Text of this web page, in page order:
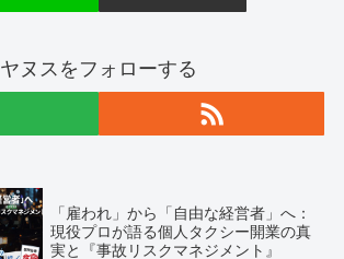
ヤヌスをフォローする
「雇われ」から「自由な経営者」へ：
現役プロが語る個人タクシー開業の真
実と『事故リスクマネジメント』